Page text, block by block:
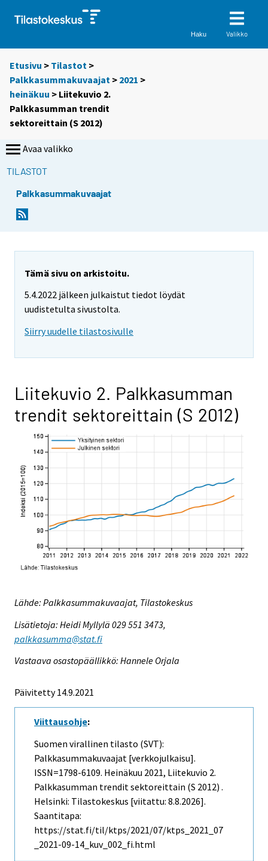
Haku Valikko
Etusivu > Tilastot >
Palkkasummakuvaajat > 2021 >
heinäkuu > Liitekuvio 2.
Palkkasumman trendit
sektoreittain (S 2012)
Avaa valikko
TILASTOT
Palkkasummakuvaajat
Tämä sivu on arkistoitu.
5.4.2022 jälkeen julkaistut tiedot löydät
uudistetulta sivustolta.
Siirry uudelle tilastosivulle
Liitekuvio 2. Palkkasumman
trendit sektoreittain (S 2012)
Lähde: Palkkasummakuvaajat, Tilastokeskus
Lisätietoja: Heidi Myllylä 029 551 3473,
palkkasumma@stat.fi
Vastaava osastopäällikkö: Hannele Orjala
Päivitetty 14.9.2021
Viittausohje:
Suomen virallinen tilasto (SVT):
Palkkasummakuvaajat [verkkojulkaisu].
ISSN=1798-6109. Heinäkuu 2021, Liitekuvio 2.
Palkkasumman trendit sektoreittain (S 2012) .
Helsinki: Tilastokeskus [viitattu: 8.8.2026].
Saantitapa:
https://stat.fi/til/ktps/2021/07/ktps_2021_07
_2021-09-14_kuv_002_fi.html